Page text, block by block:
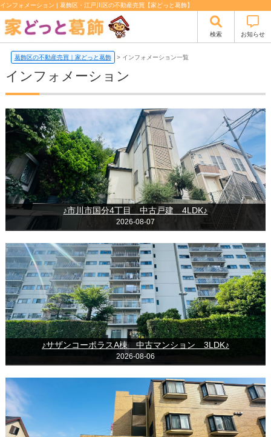
インフォメーション | 葛飾区・江戸川区の不動産売買【家どっと葛飾】
検索 お知らせ
葛飾区の不動産売買｜家どっと葛飾 > インフォメーション一覧
インフォメーション
♪市川市国分4丁目 中古戸建 4LDK♪
2026-08-07
♪サザンコーポラスA棟 中古マンション 3LDK♪
2026-08-06